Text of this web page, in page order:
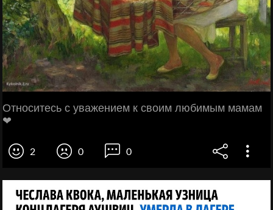
Относитесь с уважением к своим любимым мамам
❤
2 0 0